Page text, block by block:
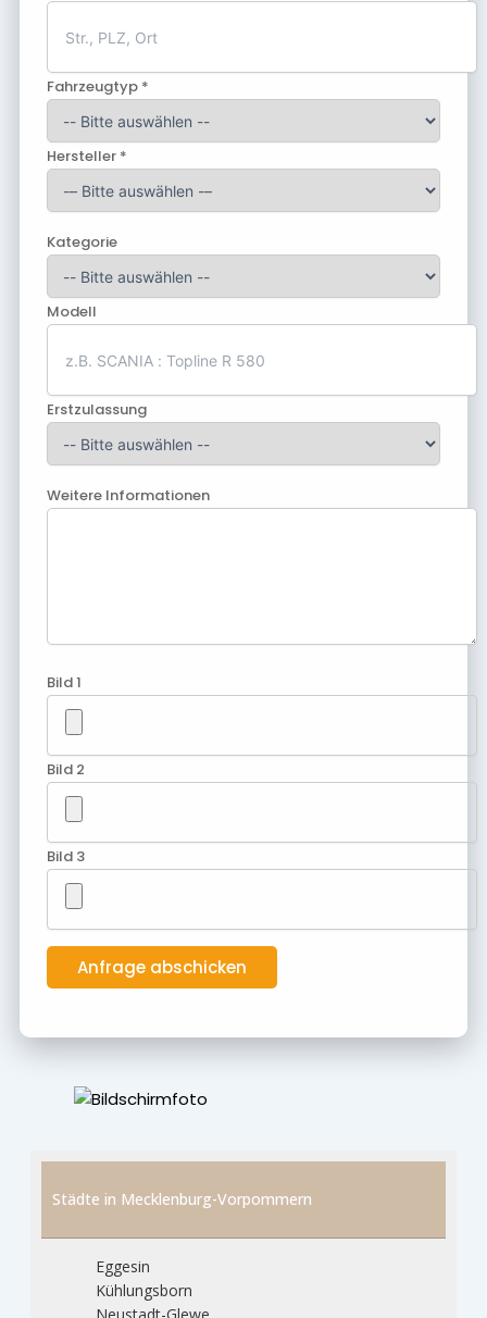
Fahrzeugtyp *
Hersteller *
Kategorie
Modell
Erstzulassung
Weitere Informationen
Bild 1
Bild 2
Bild 3
Städte in Mecklenburg-Vorpommern
Eggesin
Kühlungsborn